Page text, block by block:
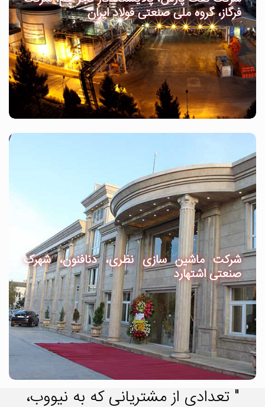
فرگاز، گروه ملی صنعتی فولاد ایران
شرکت ماشین سازی نظری، دنافنون، شهرک
صنعتی اشتهارد
" تعدادی از مشتریانی که به نیووب،